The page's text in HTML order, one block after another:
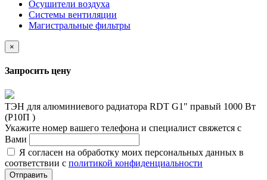
Осушители воздуха
Системы вентиляции
Магистральные фильтры
×
Запросить цену
ТЭН для алюминиевого радиатора RDT G1" правый 1000 Вт
(Р10П )
Укажите номер вашего телефона и специалист свяжется с
Вами
Я согласен на обработку моих персональных данных в
соответствии с политикой конфиденциальности
Отправить